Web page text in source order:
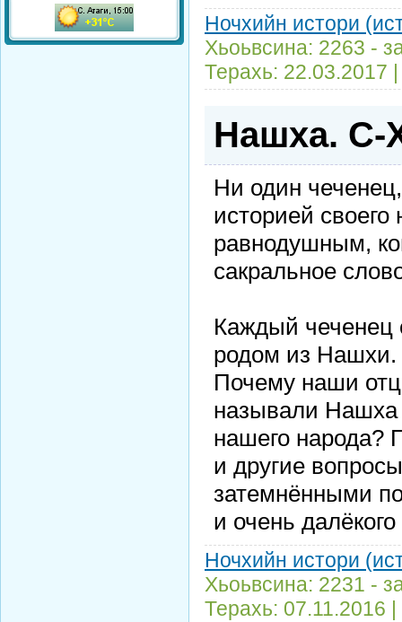
Ночхийн истори
Хьоьвсина: 2263 -
Терахь: 22.03.2017
Нашха. С-
Ни один
историей своего
равнодушным,
сакральное
Каждый чеченец
родом из Нашхи.
Почему наши
называли Нашха
нашего народа?
и другие
затемнёнными
и очень
Ночхийн истори
Хьоьвсина: 2231 -
Терахь: 07.11.2016